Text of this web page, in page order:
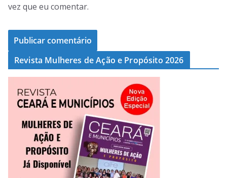
vez que eu comentar.
Revista Mulheres de Ação e Propósito 2026